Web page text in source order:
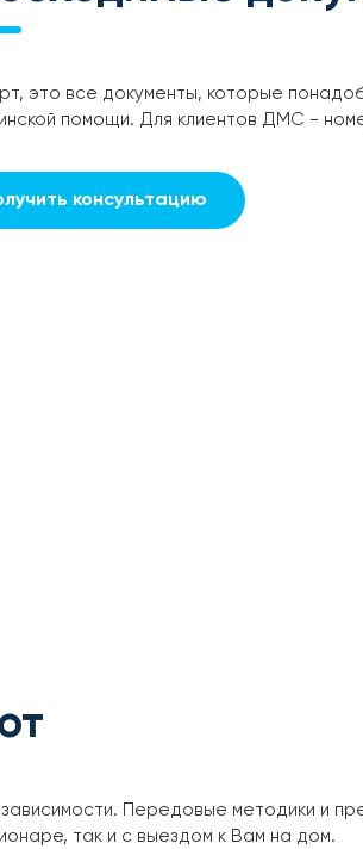
это все документы, которые
помощи. Для клиентов ДМС -
консультацию
Передовые методики и
так и с выездом к Вам на дом.